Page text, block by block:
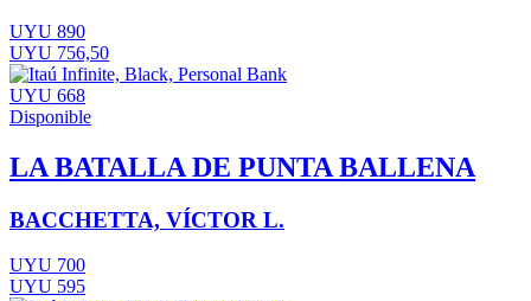
UYU 890
UYU 756,50
UYU 668
Disponible
LA BATALLA DE PUNTA BALLENA
BACCHETTA, VÍCTOR L.
UYU 700
UYU 595